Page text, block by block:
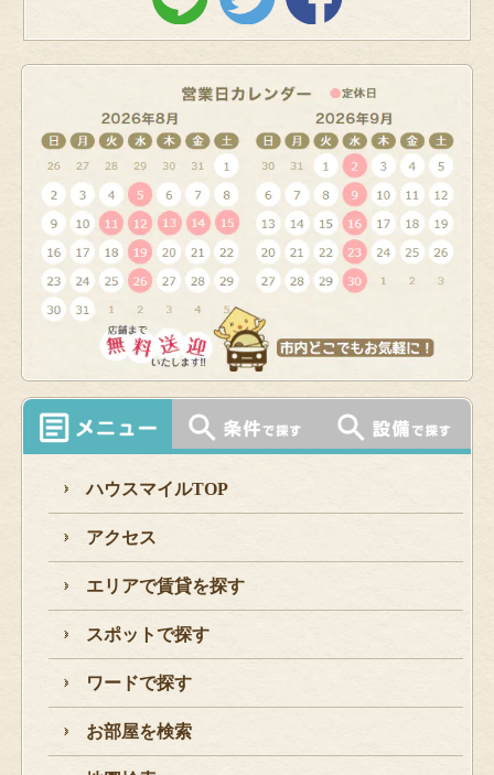
ハウスマイルTOP
アクセス
エリアで賃貸を探す
スポットで探す
ワードで探す
お部屋を検索